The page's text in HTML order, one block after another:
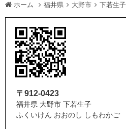
ホーム 福井県 大野市 下若生子
〒912-0423
福井県 大野市 下若生子
ふくいけん おおのし しもわかご